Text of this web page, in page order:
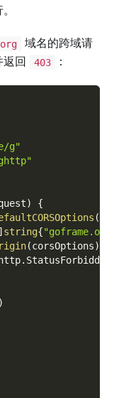
域名的跨域请
回
403 ：
g"
)
{
(
]string{
(corsOptions)
. StatusForbidden
)